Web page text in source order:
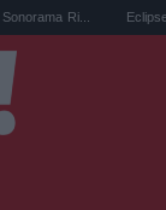
Eclipse solar en